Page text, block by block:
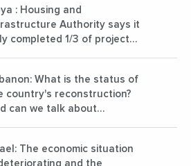
points of sale in 2022
: Housing and
Authority says it
completed 1/3 of projects
What is the status of
country's reconstruction?
can we talk about
The economic situation
and the